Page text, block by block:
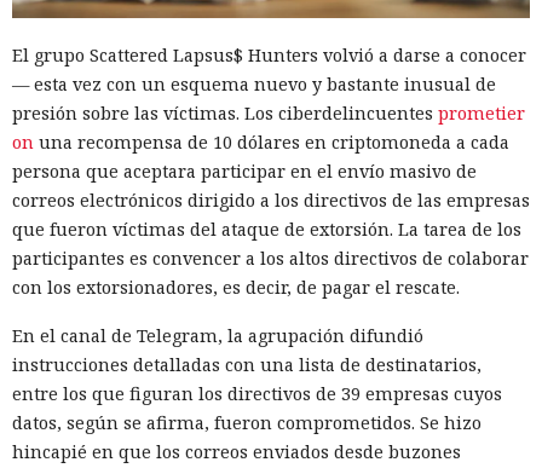
El grupo Scattered Lapsus$ Hunters volvió a darse a conocer
— esta vez con un esquema nuevo y bastante inusual de
presión sobre las víctimas. Los ciberdelincuentes prometier
on una recompensa de 10 dólares en criptomoneda a cada
persona que aceptara participar en el envío masivo de
correos electrónicos dirigido a los directivos de las empresas
que fueron víctimas del ataque de extorsión. La tarea de los
participantes es convencer a los altos directivos de colaborar
con los extorsionadores, es decir, de pagar el rescate.
En el canal de Telegram, la agrupación difundió
instrucciones detalladas con una lista de destinatarios,
entre los que figuran los directivos de 39 empresas cuyos
datos, según se afirma, fueron comprometidos. Se hizo
hincapié en que los correos enviados desde buzones